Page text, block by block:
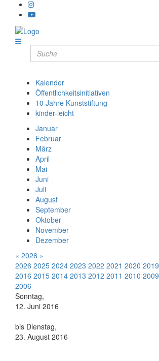
Kalender
Öffentlichkeitsinitiativen
10 Jahre Kunststiftung
kinder-leicht
Januar
Februar
März
April
Mai
Juni
Juli
August
September
Oktober
November
Dezember
« 2026 »
2026 2025 2024 2023 2022 2021 2020 2019
2016 2015 2014 2013 2012 2011 2010 2009
2006
Sonntag,
12. Juni 2016
bis Dienstag,
23. August 2016